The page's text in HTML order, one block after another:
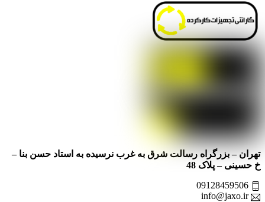
تهران – بزرگراه رسالت شرق به غرب نرسیده به استاد حسن بنا –
خ حسینی – پلاک 48
09128459506
info@jaxo.ir